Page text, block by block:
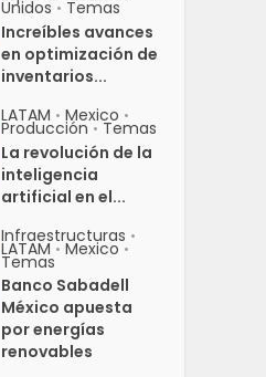
Unidos • Temas
Increíbles avances
en optimización de
inventarios...
LATAM • Mexico •
Producción • Temas
La revolución de la
inteligencia
artificial en el...
Infraestructuras •
LATAM • Mexico •
Temas
Banco Sabadell
México apuesta
por energías
renovables